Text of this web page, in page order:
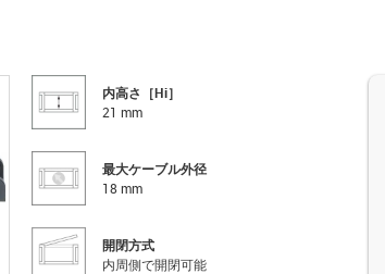
igus-icon-lupe
igus-icon-lupe
igus-icon-lupe
igus-icon-lupe
igus-icon-lupe
igus-icon-lupe
内高さ［Hi］
21 mm
最大ケーブル外径
18 mm
開閉方式
内周側で開閉可能